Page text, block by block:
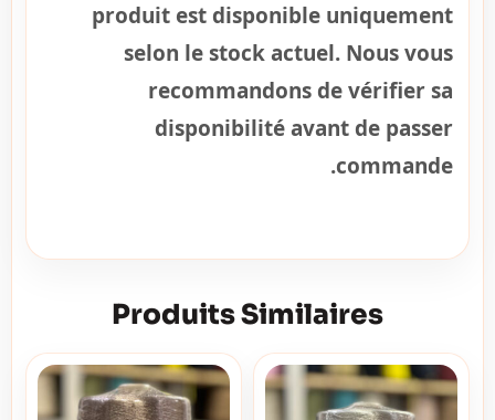
produit est disponible uniquement
selon le stock actuel. Nous vous
recommandons de vérifier sa
disponibilité avant de passer
commande.
Produits Similaires